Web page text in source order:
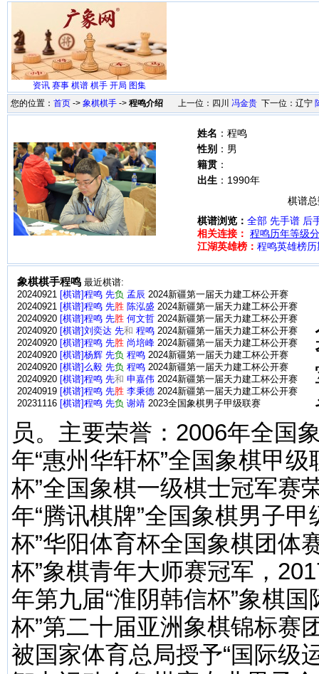
资讯 赛事 棋谱 棋手 开局 图集
您的位置： 首页 -> 象棋棋手 -> 程鸣介绍 上一位：四川 冯金贵 下一位：辽宁
姓名 ：程鸣
性别 ：男
籍贯 ：
出生 ：1990年
棋谱
棋谱浏览： 全部 先手谱 后
相关连接： 程鸣历年等级
江湖英雄榜： 程鸣英雄榜
象棋棋手程鸣 最近棋谱:
20240921 [棋谱]程鸣 先负 孟辰 2024新疆第一届天力建工杯公开赛
20240921 [棋谱]程鸣 先胜 陈泓盛 2024新疆第一届天力建工杯公开赛
20240920 [棋谱]程鸣 先胜 何文哲 2024新疆第一届天力建工杯公开赛
20240920 [棋谱]刘奕达 先和 程鸣 2024新疆第一届天力建工杯公开赛
20240920 [棋谱]程鸣 先胜 尚培峰 2024新疆第一届天力建工杯公开赛
20240920 [棋谱]杨辉 先负 程鸣 2024新疆第一届天力建工杯公开赛
20240920 [棋谱]么毅 先负 程鸣 2024新疆第一届天力建工杯公开赛
20240920 [棋谱]程鸣 先和 申嘉伟 2024新疆第一届天力建工杯公开赛
20240919 [棋谱]程鸣 先胜 李秉德 2024新疆第一届天力建工杯公开赛
20231116 [棋谱]程鸣 先负 谢靖 2023全国象棋男子甲级联赛
员。主要荣誉：2006年全国
年“惠州华轩杯”全国象棋甲
杯”全国象棋一级棋士冠军赛
年“腾讯棋牌”全国象棋男子
杯”华阳体育杯全国象棋团体
杯”象棋青年大师赛冠军，
年第九届“淮阴韩信杯”象棋
杯”第二十届亚洲象棋锦标赛
被国家体育总局授予“国际级